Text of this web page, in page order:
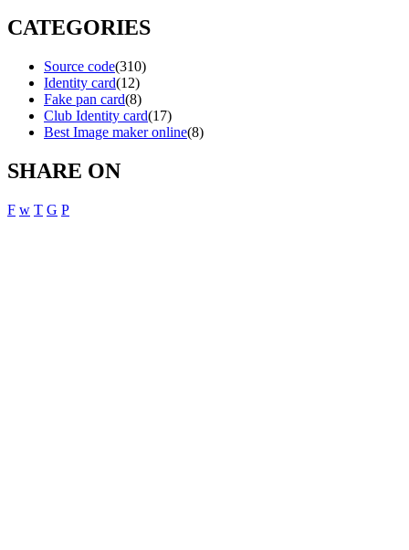
CATEGORIES
Source code(310)
Identity card(12)
Fake pan card(8)
Club Identity card(17)
Best Image maker online(8)
SHARE ON
F w T G P